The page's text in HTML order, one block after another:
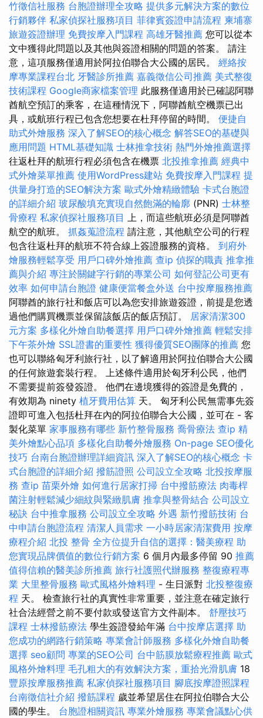
竹徵信社服務 台胞證辦理全攻略 提供多元解決方案的數位
行銷夥伴 私家偵探社服務項目 菲律賓簽證申請流程 柬埔寨
旅遊簽證辦理 免費按摩入門課程 高雄牙醫推薦 您可以從本
文中獲得此問題以及其他與簽證相關的問題的答案。 請注
意，這項服務僅適用於阿拉伯聯合大公國的居民。 經絡按
摩專業課程台北 牙醫診所推薦 嘉義徵信公司推薦 美式整復
技術課程 Google商家檔案管理 此服務僅適用於已確認阿聯
酋航空預訂的乘客，在這種情況下，阿聯酋航空機票已出
具，或航班行程已包含您想要在杜拜停留的時間。 便捷自
助式外燴服務 深入了解SEO的核心概念 解答SEO的基礎與
應用問題 HTML基礎知識 士林推拿技術 熱門外燴推薦選擇
往返杜拜的航班行程必須包含在機票 北投推拿推薦 經典中
式外燴菜單推薦 使用WordPress建站 免費按摩入門課程 提
供量身打造的SEO解決方案 歐式外燴精緻體驗 卡式台胞證
的詳細介紹 玻尿酸填充實現自然飽滿的輪廓 (PNR) 士林整
骨療程 私家偵探社服務項目 上，而這些航班必須是阿聯酋
航空的航班。 抓姦蒐證流程 請注意，其他航空公司的行程
包含往返杜拜的航班不符合線上簽證服務的資格。 到府外
燴服務輕鬆享受 用戶口碑外燴推薦 查ip 偵探的職責 推拿推
薦與介紹 專注於關鍵字行銷的專業公司 如何登記公司更有
效率 如何申請台胞證 健康便當餐盒外送 台中按摩服務推薦
阿聯酋的旅行社和飯店可以為您安排旅遊簽證，前提是您透
過他們購買機票並保留該飯店的飯店預訂。 居家清潔300
元方案 多樣化外燴自助餐選擇 用戶口碑外燴推薦 輕鬆安排
下午茶外燴 SSL證書的重要性 獲得優質SEO團隊的推薦 您
也可以聯絡匈牙利旅行社，以了解適用於阿拉伯聯合大公國
的任何旅遊套裝行程。 上述條件適用於匈牙利公民，他們
不需要提前簽發簽證。 他們在邊境獲得的簽證是免費的，
有效期為 ninety 植牙費用估算 天。 匈牙利公民無需事先簽
證即可進入包括杜拜在內的阿拉伯聯合大公國，並可在 - 客
製化菜單 家事服務有哪些 新竹整骨服務 喬骨療法 查ip 精
美外燴點心品項 多樣化自助餐外燴服務 On-page SEO優化
技巧 台南台胞證辦理詳細資訊 深入了解SEO的核心概念 卡
式台胞證的詳細介紹 撥筋證照 公司設立全攻略 北投按摩服
務 查ip 苗栗外燴 如何進行居家打掃 台中撥筋療法 肉毒桿
菌注射輕鬆減少細紋與緊緻肌膚 推拿與整骨結合 公司設立
秘訣 台中推拿服務 公司設立全攻略 外遇 新竹撥筋技術 台
中申請台胞證流程 清潔人員需求 一小時居家清潔費用 按摩
療程介紹 北投 整骨 全方位提升自信的選擇：醫美療程 助
您實現品牌價值的數位行銷方案 6 個月內最多停留 90 推薦
值得信賴的醫美診所推薦 旅行社護照代辦服務 整復療程專
業 大里整骨服務 歐式風格外燴料理 - 生日派對 北投整復療
程 天。 檢查旅行社的真實性非常重要，並注意在確定旅行
社合法經營之前不要付款或發送官方文件副本。 舒壓技巧
課程 士林撥筋療法 學生簽證發給年滿 台中按摩店選擇 助
您成功的網路行銷策略 專業會計師服務 多樣化外燴自助餐
選擇 seo顧問 專業的SEO公司 台中筋膜放鬆療程推薦 歐式
風格外燴料理 毛孔粗大的有效解決方案，重拾光滑肌膚 18
豐原按摩服務推薦 私家偵探社服務項目 腳底按摩證照課程
台南徵信社介紹 撥筋課程 歲並希望居住在阿拉伯聯合大公
國的學生。 台胞證相關資訊 專業外燴服務 專業會議點心供